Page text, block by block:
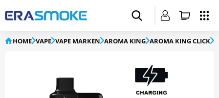
HOME VAPE VAPE MARKEN AROMA KING AROMA KING CLICK